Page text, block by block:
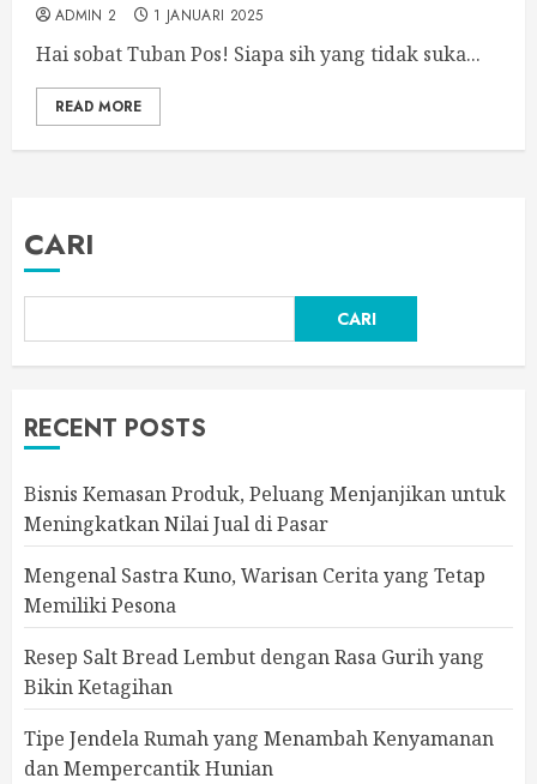
ADMIN 2 1 JANUARI 2025
Hai sobat Tuban Pos! Siapa sih yang tidak suka...
READ MORE
CARI
CARI
RECENT POSTS
Bisnis Kemasan Produk, Peluang Menjanjikan untuk
Meningkatkan Nilai Jual di Pasar
Mengenal Sastra Kuno, Warisan Cerita yang Tetap
Memiliki Pesona
Resep Salt Bread Lembut dengan Rasa Gurih yang
Bikin Ketagihan
Tipe Jendela Rumah yang Menambah Kenyamanan
dan Mempercantik Hunian